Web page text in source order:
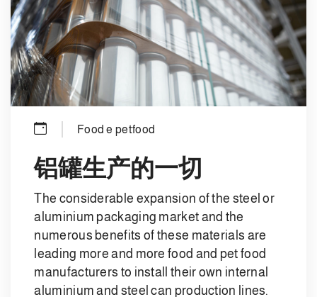
Food e petfood
铝罐生产的一切
The considerable expansion of the steel or
aluminium packaging market and the
numerous benefits of these materials are
leading more and more food and pet food
manufacturers to install their own internal
aluminium and steel can production lines.